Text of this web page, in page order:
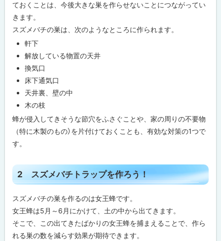
メ
バ
チ
の
が
な
か
点
し
よ
！
2
ズ
メ
バ
チ
ト
ラ
ッ
を
作
ておくことは、今後大きな巣を作らせないことにつながってい
きます。
スズメバチの巣は、次のようなところに作られます。
軒下
解放している物置の天井
換気口
床下通気口
天井裏、壁の中
木の枝
蜂が侵入してきそうな節穴をふさぐことや、家の周りの不要物
（特に木製のもの）を片付けておくことも、有効な対策の1つで
す。
ト
ッ
プ
に
戻
る
2 スズメバチトラップを作ろう！
スズメバチの巣を作るのは女王蜂です。
女王蜂は5月～6月にかけて、土の中から出てきます。
そこで、この出てきたばかりの女王蜂を捕まえることで、作ら
れる巣の数を減らす効果が期待できます。